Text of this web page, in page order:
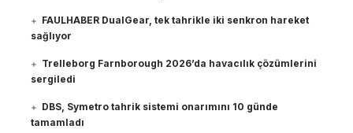
FAULHABER DualGear, tek tahrikle iki senkron hareket
sağlıyor
Trelleborg Farnborough 2026’da havacılık çözümlerini
sergiledi
DBS, Symetro tahrik sistemi onarımını 10 günde
tamamladı